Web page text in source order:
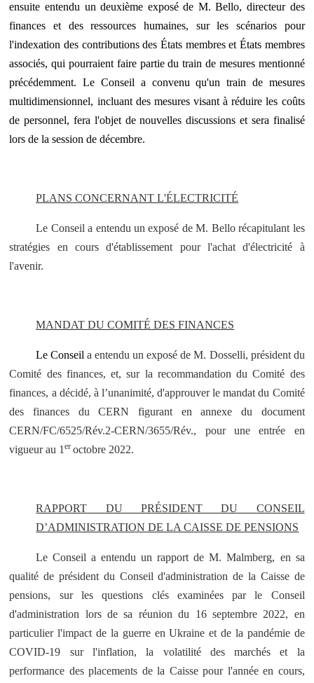
ensuite entendu un deuxième exposé de M. Bello, directeur des
finances et des ressources humaines, sur les scénarios pour
l'indexation des contributions des États membres et États membres
associés, qui pourraient faire partie du train de mesures mentionné
précédemment. Le Conseil a convenu qu'un train de mesures
multidimensionnel, incluant des mesures visant à réduire les coûts
de personnel, fera l'objet de nouvelles discussions et sera finalisé
lors de la session de décembre.
PLANS CONCERNANT L'ÉLECTRICITÉ
Le Conseil a entendu un exposé de M. Bello récapitulant les
stratégies en cours d'établissement pour l'achat d'électricité à
l'avenir.
MANDAT DU COMITÉ DES FINANCES
Le Conseil a entendu un exposé de M. Dosselli, président du
Comité des finances, et, sur la recommandation du Comité des
finances, a décidé, à l’unanimité, d'approuver le mandat du Comité
des finances du CERN figurant en annexe du document
CERN/FC/6525/Rév.2-CERN/3655/Rév., pour une entrée en
vigueur au 1er octobre 2022.
RAPPORT DU PRÉSIDENT DU CONSEIL
D’ADMINISTRATION DE LA CAISSE DE PENSIONS
Le Conseil a entendu un rapport de M. Malmberg, en sa
qualité de président du Conseil d'administration de la Caisse de
pensions, sur les questions clés examinées par le Conseil
d'administration lors de sa réunion du 16 septembre 2022, en
particulier l'impact de la guerre en Ukraine et de la pandémie de
COVID-19 sur l'inflation, la volatilité des marchés et la
performance des placements de la Caisse pour l'année en cours,